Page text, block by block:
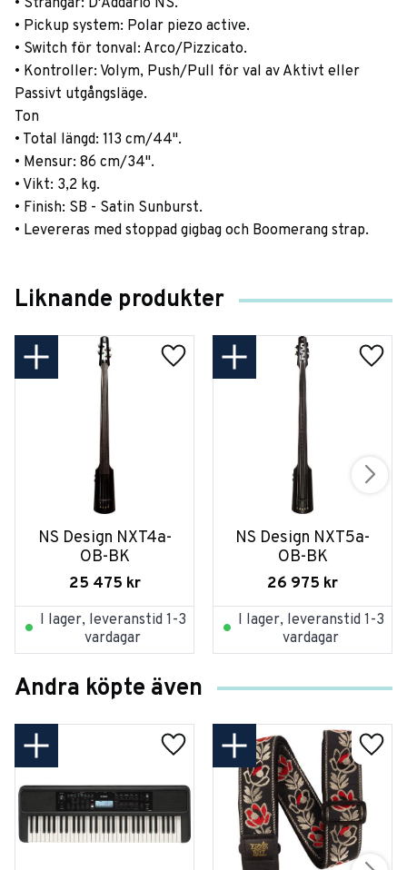
• Strängar: D'Addario NS.
• Pickup system: Polar piezo active.
• Switch för tonval: Arco/Pizzicato.
• Kontroller: Volym, Push/Pull för val av Aktivt eller
Passivt utgångsläge.
Ton
• Total längd: 113 cm/44".
• Mensur: 86 cm/34".
• Vikt: 3,2 kg.
• Finish: SB - Satin Sunburst.
• Levereras med stoppad gigbag och Boomerang strap.
Liknande produkter
NS Design NXT4a-
OB-BK
25 475 kr
I lager, leveranstid 1-3
vardagar
NS Design NXT5a-
OB-BK
26 975 kr
I lager, leveranstid 1-3
vardagar
Andra köpte även